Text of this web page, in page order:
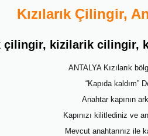
Kızılarık Çilingir,
çilingir, kizilarik cilingir,
ANTALYA Kızılarık
“Kapıda kaldım”
Anahtar kapının
Kapınızı kilitlediniz ve
Mevcut anahtarınız ile